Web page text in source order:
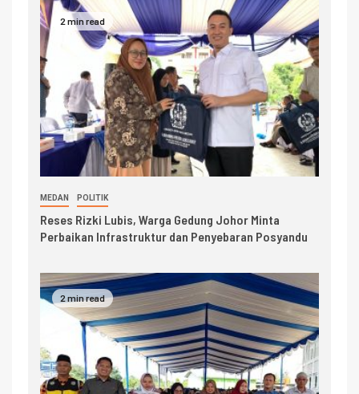
2 min read
MEDAN POLITIK
Reses Rizki Lubis, Warga Gedung Johor Minta
Perbaikan Infrastruktur dan Penyebaran Posyandu
2 min read